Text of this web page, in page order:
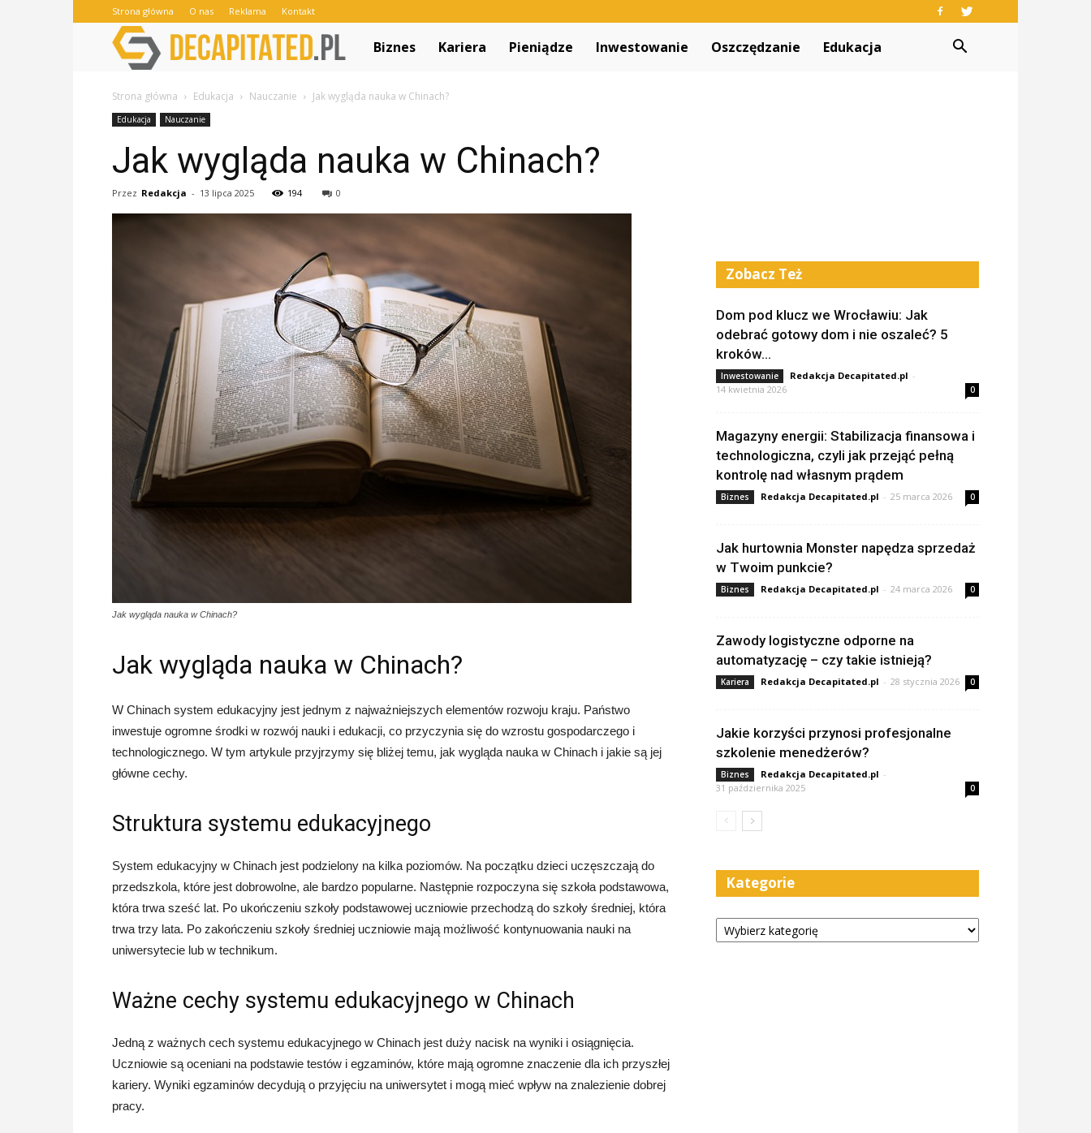
Strona główna O nas Reklama Kontakt
Decapitated.pl
Biznes Kariera Pieniądze Inwestowanie Oszczędzanie Edukacja
Strona główna Edukacja Nauczanie Jak wygląda nauka w Chinach?
Edukacja Nauczanie
Jak wygląda nauka w Chinach?
Przez Redakcja - 13 lipca 2025 194 0
Jak wygląda nauka w Chinach?
Jak wygląda nauka w Chinach?
W Chinach system edukacyjny jest jednym z najważniejszych elementów rozwoju kraju. Państwo
inwestuje ogromne środki w rozwój nauki i edukacji, co przyczynia się do wzrostu gospodarczego i
technologicznego. W tym artykule przyjrzymy się bliżej temu, jak wygląda nauka w Chinach i jakie są jej
główne cechy.
Struktura systemu edukacyjnego
System edukacyjny w Chinach jest podzielony na kilka poziomów. Na początku dzieci uczęszczają do
przedszkola, które jest dobrowolne, ale bardzo popularne. Następnie rozpoczyna się szkoła podstawowa,
która trwa sześć lat. Po ukończeniu szkoły podstawowej uczniowie przechodzą do szkoły średniej, która
trwa trzy lata. Po zakończeniu szkoły średniej uczniowie mają możliwość kontynuowania nauki na
uniwersytecie lub w technikum.
Ważne cechy systemu edukacyjnego w Chinach
Jedną z ważnych cech systemu edukacyjnego w Chinach jest duży nacisk na wyniki i osiągnięcia.
Uczniowie są oceniani na podstawie testów i egzaminów, które mają ogromne znaczenie dla ich przyszłej
kariery. Wyniki egzaminów decydują o przyjęciu na uniwersytet i mogą mieć wpływ na znalezienie dobrej
pracy.
Zobacz Też
Dom pod klucz we Wrocławiu: Jak
odebrać gotowy dom i nie oszaleć? 5
kroków...
Inwestowanie Redakcja Decapitated.pl -
14 kwietnia 2026
0
Magazyny energii: Stabilizacja finansowa i
technologiczna, czyli jak przejąć pełną
kontrolę nad własnym prądem
Biznes Redakcja Decapitated.pl - 25 marca 2026 0
Jak hurtownia Monster napędza sprzedaż
w Twoim punkcie?
Biznes Redakcja Decapitated.pl - 24 marca 2026 0
Zawody logistyczne odporne na
automatyzację – czy takie istnieją?
Kariera Redakcja Decapitated.pl - 28 stycznia 2026 0
Jakie korzyści przynosi profesjonalne
szkolenie menedżerów?
Biznes Redakcja Decapitated.pl -
31 października 2025
0
Kategorie
Kategorie